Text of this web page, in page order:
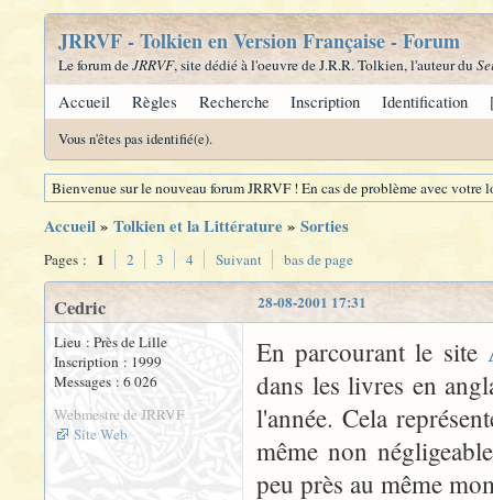
JRRVF - Tolkien en Version Française - Forum
Le forum deJRRVF, site dédié à l'oeuvre de J.R.R. Tolkien, l'auteur du
Accueil Règles Recherche Inscription Identification
Vous n'êtes pas identifié(e).
Bienvenue sur le nouveau forum JRRVF ! En cas de problème avec
Accueil» Tolkien et la Littérature » Sorties
Pages : 1 2 3 4 Suivant bas de page
28-08-2001 17:31
Cedric
Lieu : Près de Lille
Inscription : 1999
Messages : 6 026
Webmestre de JRRVF
Site Web
En parcourant le site
dans les livres en
l'année. Cela
même non
peu près au même